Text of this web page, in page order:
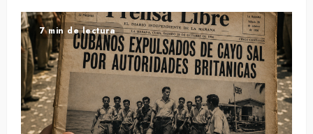
7 min de lectura